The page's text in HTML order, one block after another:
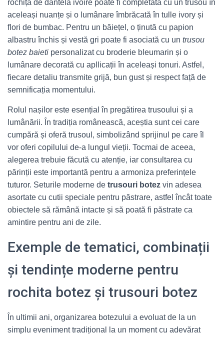
rochiță de dantelă ivoire poate fi completată cu un trusou în
aceleași nuanțe și o lumânare îmbrăcată în tulle ivory și
flori de bumbac. Pentru un băiețel, o ținută cu papion
albastru închis și vestă gri poate fi asociată cu un trusou
botez baieti personalizat cu broderie bleumarin și o
lumânare decorată cu apllicații în aceleași tonuri. Astfel,
fiecare detaliu transmite grijă, bun gust și respect față de
semnificația momentului.
Rolul nașilor este esențial în pregătirea trusoului și a
lumânării. În tradiția românească, aceștia sunt cei care
cumpără și oferă trusoul, simbolizând sprijinul pe care îl
vor oferi copilului de‑a lungul vieții. Tocmai de aceea,
alegerea trebuie făcută cu atenție, iar consultarea cu
părinții este importantă pentru a armoniza preferințele
tuturor. Seturile moderne de trusouri botez vin adesea
asortate cu cutii speciale pentru păstrare, astfel încât toate
obiectele să rămână intacte și să poată fi păstrate ca
amintire pentru ani de zile.
Exemple de tematici, combinații
și tendințe moderne pentru
rochita botez și trusouri botez
În ultimii ani, organizarea botezului a evoluat de la un
simplu eveniment tradițional la un moment cu adevărat